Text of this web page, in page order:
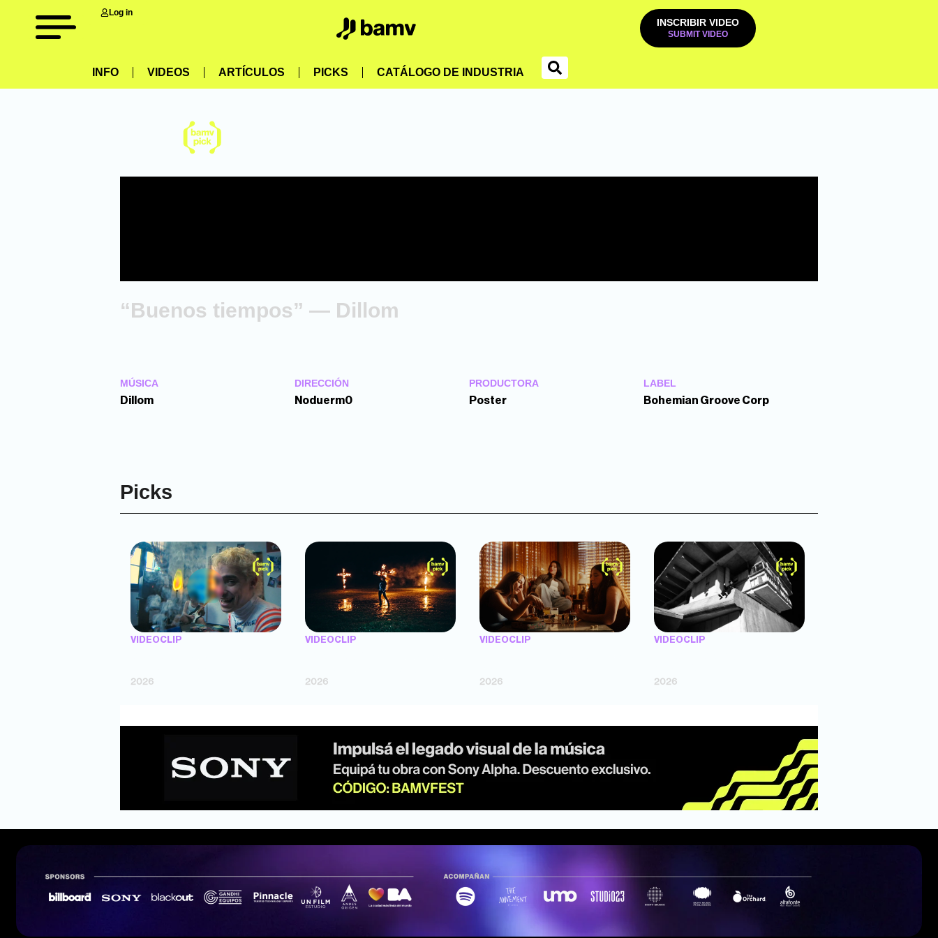
Log in
INSCRIBIR VIDEO
INFO VIDEOS ARTÍCULOS PICKS CATÁLOGO DE INDUSTRIA
“Buenos tiempos” — Dillom
MÚSICA
Dillom
DIRECCIÓN
Noduerm0
PRODUCTORA
Poster
LABEL
Bohemian Groove Corp
Picks
VIDEOCLIP
2026
VIDEOCLIP
2026
VIDEOCLIP
2026
VIDEOCLIP
2026